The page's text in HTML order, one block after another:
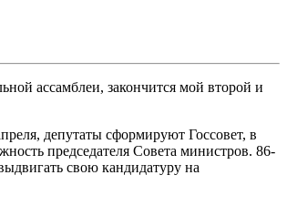
ассамблеи, закончится мой второй и
депутаты сформируют Госсовет, в
председателя Совета министров. 86-
свою кандидатуру на